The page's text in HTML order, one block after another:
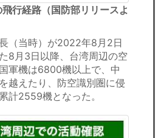
行経路（国防部リリースよ
（当時）が2022年8月2日
8月3日以降、台湾周辺の空
軍機は6800機以上で、中
越えたり、防空識別圏に侵
計2559機となった。